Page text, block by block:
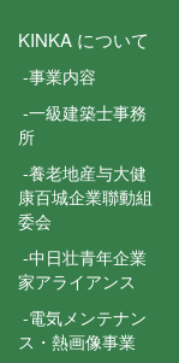
KINKA について
-事業内容
-一級建築士事務
所
-養老地産与大健
康百城企業聯動組
委会
-中日壮青年企業
家アライアンス
-電気メンテナン
ス・熱画像事業